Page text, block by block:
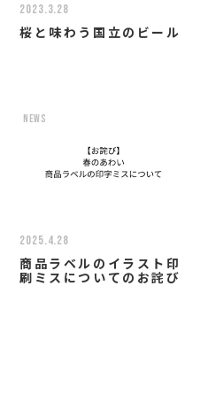
2023.3.28
桜と味わう国立のビール
news
2025.4.28
商品ラベルのイラスト印
刷ミスについてのお詫び